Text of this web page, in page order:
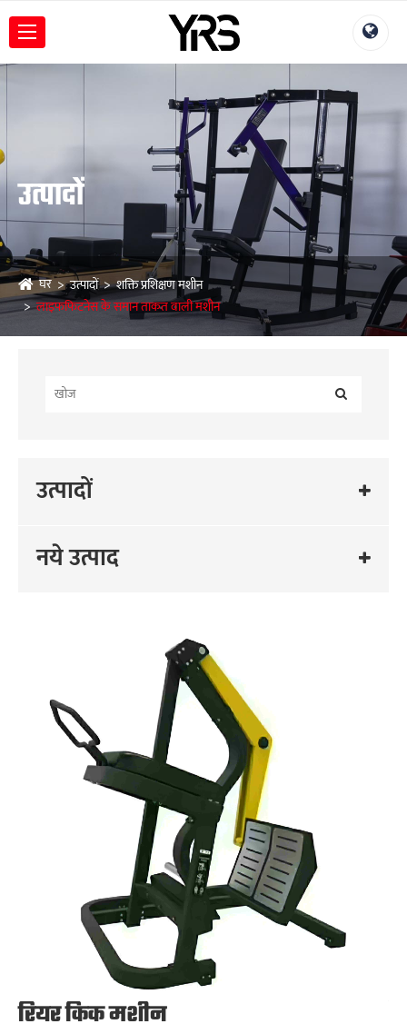
उत्पादों
घर उत्पादों
शक्ति प्रशिक्षण मशीन
लाइफफिटनेस के समान ताकत वाली मशीन
उत्पादों
नये उत्पाद
रियर किक मशीन